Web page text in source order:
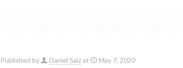
Published by Daniel Saiz at May 7, 2020